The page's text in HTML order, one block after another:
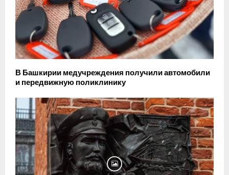
В Башкирии медучреждения получили автомобили
и передвижную поликлинику